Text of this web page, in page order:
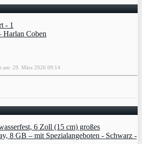
Harlan Coben
am: 29. März 2026 09:14